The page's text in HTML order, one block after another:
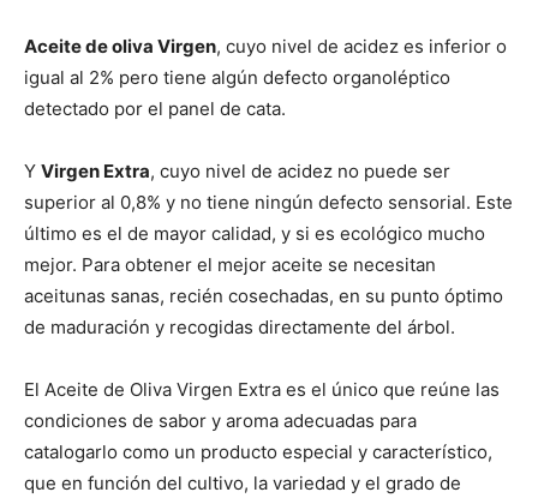
Aceite de oliva Virgen, cuyo nivel de acidez es inferior o
igual al 2% pero tiene algún defecto organoléptico
detectado por el panel de cata.
Y Virgen Extra, cuyo nivel de acidez no puede ser
superior al 0,8% y no tiene ningún defecto sensorial. Este
último es el de mayor calidad, y si es ecológico mucho
mejor. Para obtener el mejor aceite se necesitan
aceitunas sanas, recién cosechadas, en su punto óptimo
de maduración y recogidas directamente del árbol.
El Aceite de Oliva Virgen Extra es el único que reúne las
condiciones de sabor y aroma adecuadas para
catalogarlo como un producto especial y característico,
que en función del cultivo, la variedad y el grado de